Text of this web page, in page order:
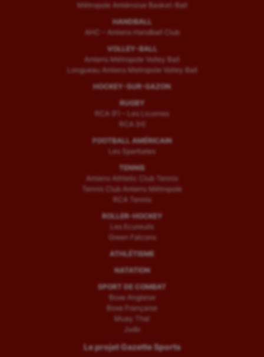
Métropole Amiénoise Basket-Ball
HANDBALL
AHC – Amiens Handball Club
VOLLEY-BALL
Amiens Métropole Volley Ball
Longueau Amiens Metropole Volley Ball
HOCKEY-SUR-GAZON
RUGBY
RCA (F) – Les Licornes
RCA (H)
FOOTBALL AMÉRICAIN
Les Spartiates
TENNIS
Amiens Athletic Club Tennis
Tennis Club Amiens Métropole
RCA Tennis
ROLLER-HOCKEY
Les Ecureuils
Green Falcons
ATHLÉTISME
NATATION
SPORT DE COMBAT
Boxe Anglaise
Boxe Française
Muay Thaï
Judo
Le projet Gazette Sports